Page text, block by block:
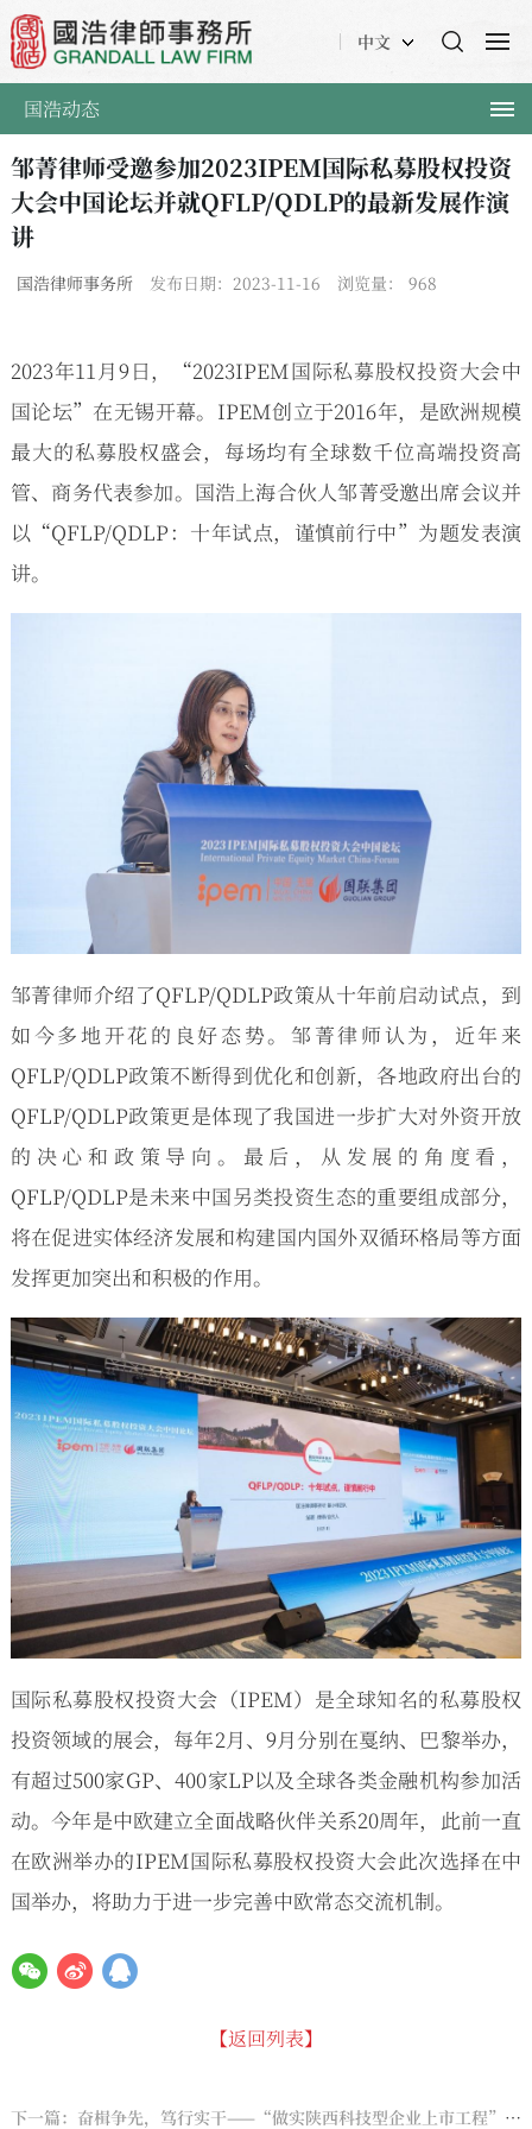
中文
国浩动态
邹菁律师受邀参加2023IPEM国际私募股权投资
大会中国论坛并就QFLP/QDLP的最新发展作演
讲
国浩律师事务所 发布日期：2023-11-16 浏览量： 968
2023年11月9日，“2023IPEM国际私募股权投资大会中
国论坛”在无锡开幕。IPEM创立于2016年，是欧洲规模
最大的私募股权盛会，每场均有全球数千位高端投资高
管、商务代表参加。国浩上海合伙人邹菁受邀出席会议并
以“QFLP/QDLP：十年试点，谨慎前行中”为题发表演
讲。
邹菁律师介绍了QFLP/QDLP政策从十年前启动试点，到
如今多地开花的良好态势。邹菁律师认为，近年来
QFLP/QDLP政策不断得到优化和创新，各地政府出台的
QFLP/QDLP政策更是体现了我国进一步扩大对外资开放
的决心和政策导向。最后，从发展的角度看，
QFLP/QDLP是未来中国另类投资生态的重要组成部分，
将在促进实体经济发展和构建国内国外双循环格局等方面
发挥更加突出和积极的作用。
国际私募股权投资大会（IPEM）是全球知名的私募股权
投资领域的展会，每年2月、9月分别在戛纳、巴黎举办，
有超过500家GP、400家LP以及全球各类金融机构参加活
动。今年是中欧建立全面战略伙伴关系20周年，此前一直
在欧洲举办的IPEM国际私募股权投资大会此次选择在中
国举办，将助力于进一步完善中欧常态交流机制。
【返回列表】
下一篇：奋楫争先，笃行实干——“做实陕西科技型企业上市工程”推进会成功举办